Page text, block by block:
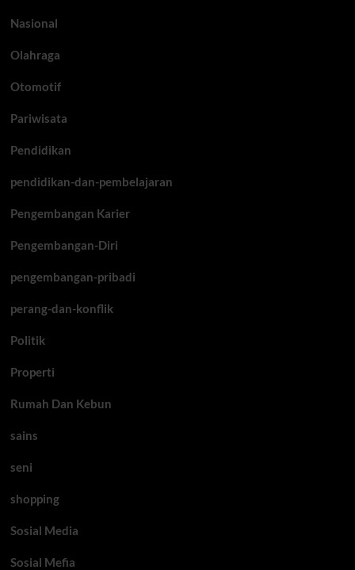
Nasional
Olahraga
Otomotif
Pariwisata
Pendidikan
pendidikan-dan-pembelajaran
Pengembangan Karier
Pengembangan-Diri
pengembangan-pribadi
perang-dan-konflik
Politik
Properti
Rumah Dan Kebun
sains
seni
shopping
Sosial Media
Sosial Mefia